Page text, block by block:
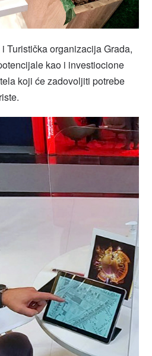
Turistička organizacija Grada,
kao i investiocione
koji će zadovoljiti potrebe